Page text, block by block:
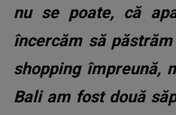
nu se poate, că
încercăm să
shopping împreună,
Bali am fost două